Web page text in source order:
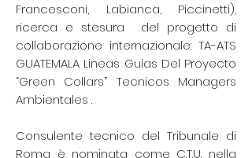
Francesconi, Labianca, Piccinetti),
ricerca e stesura del progetto di
collaborazione internazionale: TA-ATS
GUATEMALA Lineas Guias Del Proyecto
“Green Collars” Tecnicos Managers
Ambientales .
Consulente tecnico del Tribunale di
Roma è nominata come C.T.U. nella